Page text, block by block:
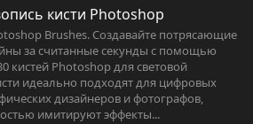
кисти Photoshop
Brushes. Создавайте потрясающие
за считанные секунды с помощью
кистей Photoshop для световой
идеально подходят для цифровых
дизайнеров и фотографов,
имитируют эффекты...